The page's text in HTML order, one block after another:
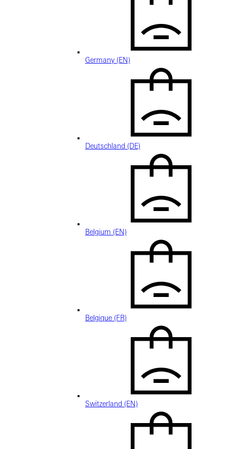
Germany (EN)
Deutschland (DE)
Belgium (EN)
Belgique (FR)
Switzerland (EN)